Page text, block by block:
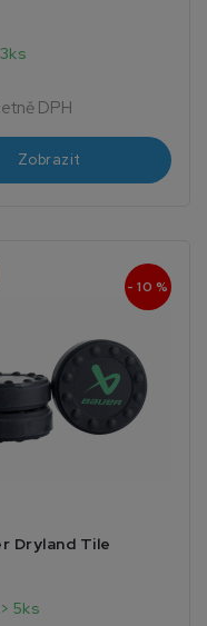
DPH
Zobrazit
- 10 %
Dryland Tile
5ks